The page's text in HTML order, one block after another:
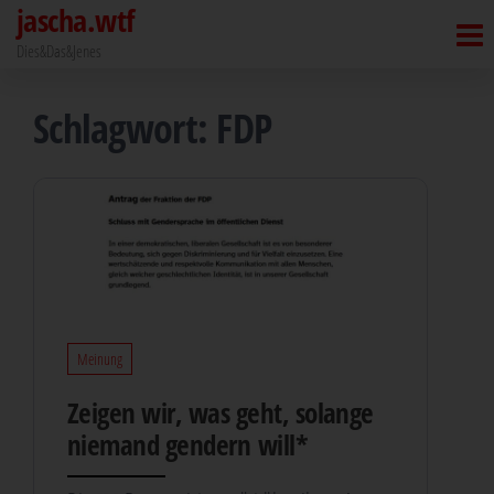
Zumjascha.wtf
Dies&Das&Jenes
Schlagwort: FDP
Meinung
Zei­gen wir, was geht, solan­ge
nie­mand gen­dern will*